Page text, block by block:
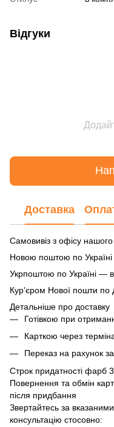
Відгуки
Доставка
Самовивіз з офісу
Новою поштою по
Укрпоштою по Україні —
Кур'єром Нової пошти по
Детальніше про доставку
Готівкою при
Карткою через
Переказ на рахунок
Строк придатності фарб
Повернення та обмін
після придбання
Звертайтесь за
консультацію стосовно: